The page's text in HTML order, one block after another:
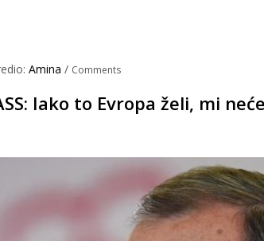
Amina / Comments
Iako to Evropa želi, mi